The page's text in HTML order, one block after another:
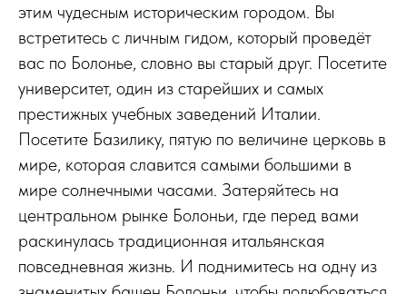
этим чудесным историческим городом. Вы
встретитесь с личным гидом, который проведёт
вас по Болонье, словно вы старый друг. Посетите
университет, один из старейших и самых
престижных учебных заведений Италии.
Посетите Базилику, пятую по величине церковь в
мире, которая славится самыми большими в
мире солнечными часами. Затеряйтесь на
центральном рынке Болоньи, где перед вами
раскинулась традиционная итальянская
повседневная жизнь. И поднимитесь на одну из